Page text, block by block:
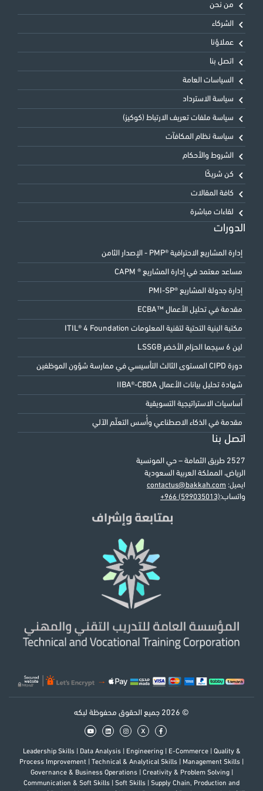
من نحن
الشركاء
عملاؤنا
اتصل بنا
السياسات العامة
سياسة الاسترداد
سياسة ملفات تعريف الارتباط (كوكيز)
سياسة نظام المكافآت
الشروط والأحكام
كن شريكًا
كافة المقالات
لقاءات مباشرة
الدورات
إدارة المشاريع الاحترافية ®PMP - الإصدار الثامن
مساعد معتمد في إدارة المشاريع ® CAPM
إدارة جدولة المشاريع ®PMI-SP
مقدمة في تحليل الأعمال ™ECBA
مكتبة البنية التحتية لتقنية المعلومات ITIL® 4 Foundation
لين 6 سيجما الحزام الأخضر LSSGB
دورة CIPD المستوى الثالث التأسيسي في ممارسة شؤون الموظفين
شهادة تحليل بيانات الأعمال IIBA®-CBDA
أساسيات الاستراتيجية التسويقية
مقدمة في الذكاء الاصطناعي وأُسس التعلّم الآلي
اتصل بنا
2527 طريق الثمامة – حي المونسية
الرياض، المملكة العربية السعودية
ايميل: contactus@bakkah.com
واتساب:+966 (599035013)
© 2026 جميع الحقوق محفوظة لبكه
x
Leadership Skills Data Analysis Engineering E-Commerce
Quality &
Process Improvement
Technical & Analytical Skills Management Skills
Governance & Business Operations
Creativity & Problem Solving
Communication & Soft Skills
Soft Skills
Supply Chain, Production and